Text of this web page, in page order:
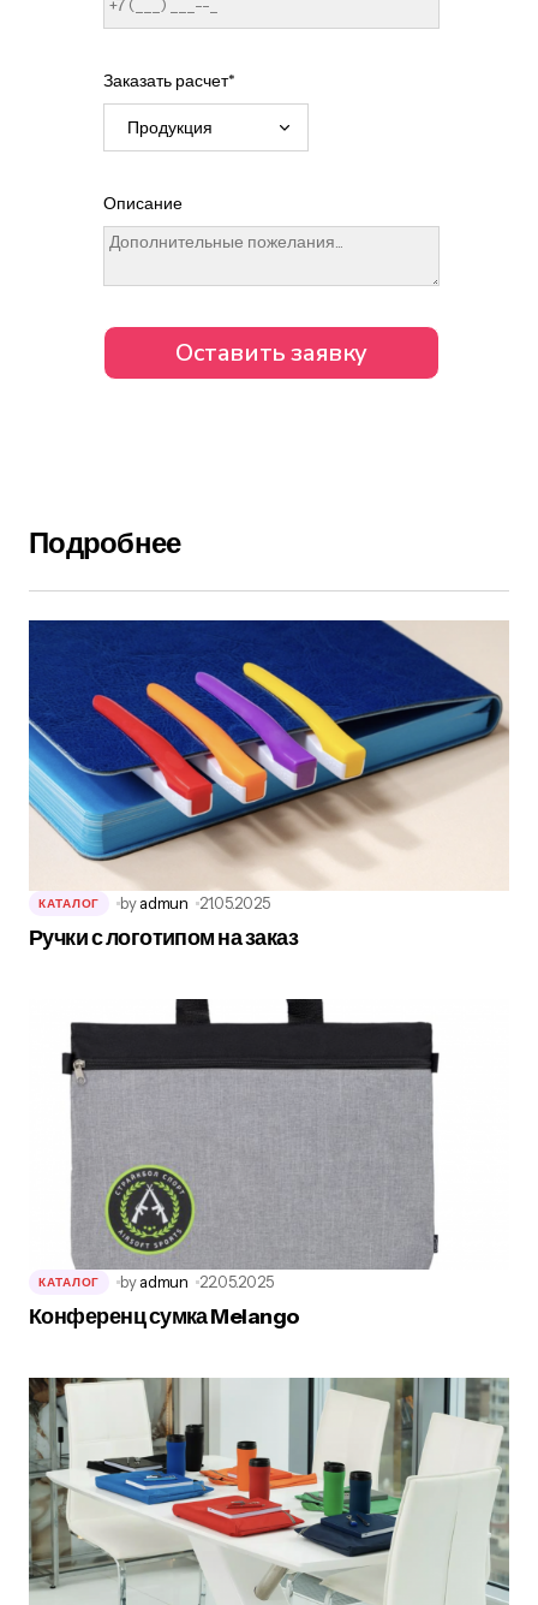
Заказать расчет*
Описание
Подробнее
КАТАЛОГ by admun 21.05.2025
Ручки с логотипом на заказ
КАТАЛОГ by admun 22.05.2025
Конференц сумка Melango